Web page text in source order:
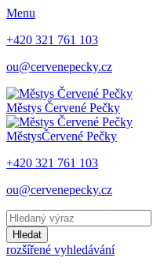
Menu
+420 321 761 103
ou@cervenepecky.cz
Městys Červené Pečky
MěstysČervené Pečky
+420 321 761 103
ou@cervenepecky.cz
Hledat
rozšířené vyhledávání